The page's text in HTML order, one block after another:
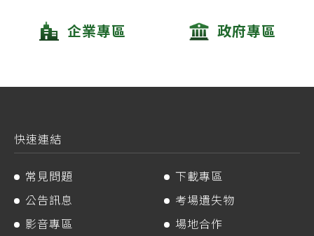
企業專區 政府專區
快速連結
常見問題
下載專區
公告訊息
考場遺失物
影音專區
場地合作